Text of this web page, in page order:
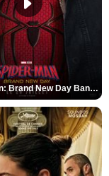
Spider-Man: Brand New Day Bande-annonce VO STFR